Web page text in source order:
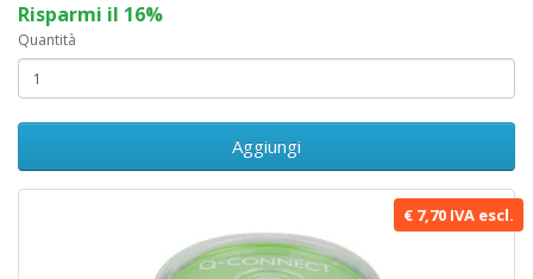
€ 7,70 IVA escl.
Risparmi il 16%
Quantità
Aggiungi